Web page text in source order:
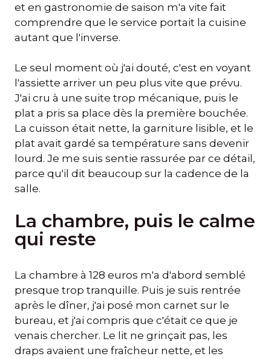
et en gastronomie de saison m'a vite fait
comprendre que le service portait la cuisine
autant que l'inverse.
Le seul moment où j'ai douté, c'est en voyant
l'assiette arriver un peu plus vite que prévu.
J'ai cru à une suite trop mécanique, puis le
plat a pris sa place dès la première bouchée.
La cuisson était nette, la garniture lisible, et le
plat avait gardé sa température sans devenir
lourd. Je me suis sentie rassurée par ce détail,
parce qu'il dit beaucoup sur la cadence de la
salle.
La chambre, puis le calme
qui reste
La chambre à 128 euros m'a d'abord semblé
presque trop tranquille. Puis je suis rentrée
après le dîner, j'ai posé mon carnet sur le
bureau, et j'ai compris que c'était ce que je
venais chercher. Le lit ne grinçait pas, les
draps avaient une fraîcheur nette, et les